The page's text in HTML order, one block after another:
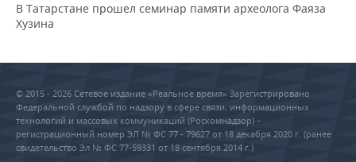
В Татарстане прошел семинар памяти археолога Фаяза
Хузина
© 2015 - 2026 Сетевое издание «Реальное время» Зарегистрировано
Федеральной службой по надзору в сфере связи, информационных
технологий и массовых коммуникаций (Роскомнадзор) –
регистрационный номер ЭЛ № ФС 77 - 79627 от 18 декабря 2020 г. (ранее
свидетельство Эл № ФС 77-59331 от 18 сентября 2014 г.)